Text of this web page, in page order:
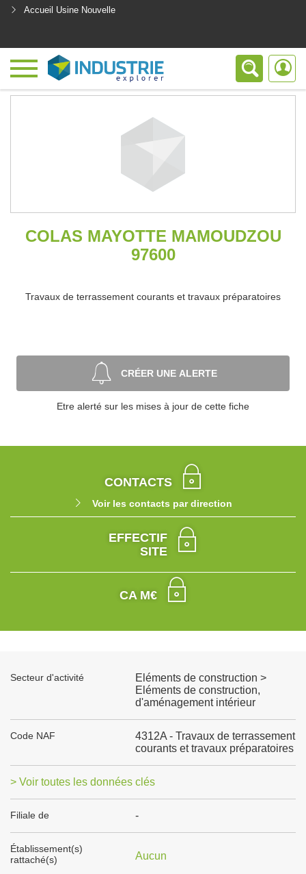
Accueil Usine Nouvelle
COLAS MAYOTTE MAMOUDZOU
97600
Travaux de terrassement courants et travaux préparatoires
CRÉER UNE ALERTE
Etre alerté sur les mises à jour de cette fiche
CONTACTS
Voir les contacts par direction
EFFECTIF
SITE
CA M€
Secteur d'activité
Eléments de construction >
Eléments de construction,
d'aménagement intérieur
Code NAF
4312A - Travaux de terrassement
courants et travaux préparatoires
> Voir toutes les données clés
Filiale de -
Établissement(s)
rattaché(s)
Aucun